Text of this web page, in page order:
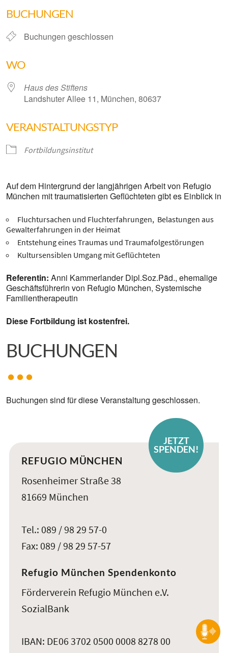
BUCHUNGEN
Buchungen geschlossen
WO
Haus des Stiftens
Landshuter Allee 11, München, 80637
VERANSTALTUNGSTYP
Fortbildungsinstitut
Auf dem Hintergrund der langjährigen Arbeit von Refugio
München mit traumatisierten Geflüchteten gibt es Einblick in
Fluchtursachen und Fluchterfahrungen, Belastungen aus
Gewalterfahrungen in der Heimat
Entstehung eines Traumas und Traumafolgestörungen
Kultursensiblen Umgang mit Geflüchteten
Referentin: Anni Kammerlander Dipl.Soz.Päd., ehemalige
Geschäftsführerin von Refugio München, Systemische
Familientherapeutin
Diese Fortbildung ist kostenfrei.
BUCHUNGEN
Buchungen sind für diese Veranstaltung geschlossen.
JETZT
SPENDEN!
REFUGIO MÜNCHEN
Rosenheimer Straße 38
81669 München
Tel.: 089 / 98 29 57-0
Fax: 089 / 98 29 57-57
Refugio München Spendenkonto
Förderverein Refugio München e.V.
SozialBank
IBAN: DE06 3702 0500 0008 8278 00